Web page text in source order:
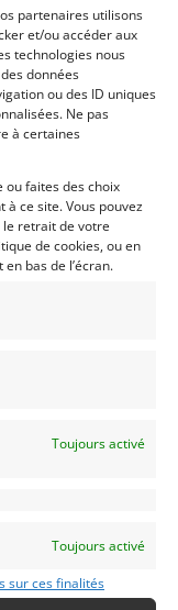
partenaires utilisons
et/ou accéder aux
technologies nous
données
ou des ID uniques
Ne pas
à certaines
ou faites des choix
à ce site. Vous pouvez
retrait de votre
de cookies, ou en
bas de l’écran.
Toujours activé
Toujours activé
sur ces finalités
copies), hormis
datent
d’usine